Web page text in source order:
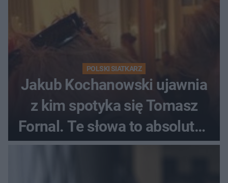
POLSKI SIATKARZ
Jakub Kochanowski ujawnia
z kim spotyka się Tomasz
Fornal. Te słowa to absolutny
hit